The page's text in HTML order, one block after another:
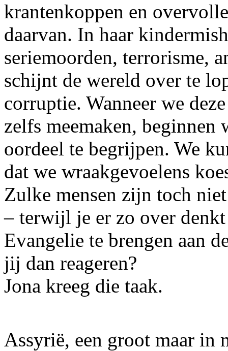
krantenkoppen en
daarvan. In haar
seriemoorden, terrorisme,
schijnt de wereld over te
corruptie. Wanneer we
zelfs meemaken, beginnen
oordeel te begrijpen. We
dat we wraakgevoelens
Zulke mensen zijn toch
– terwijl je er zo over
Evangelie te brengen aan
jij dan reageren?
Jona kreeg die taak.
Assyrië, een groot maar in